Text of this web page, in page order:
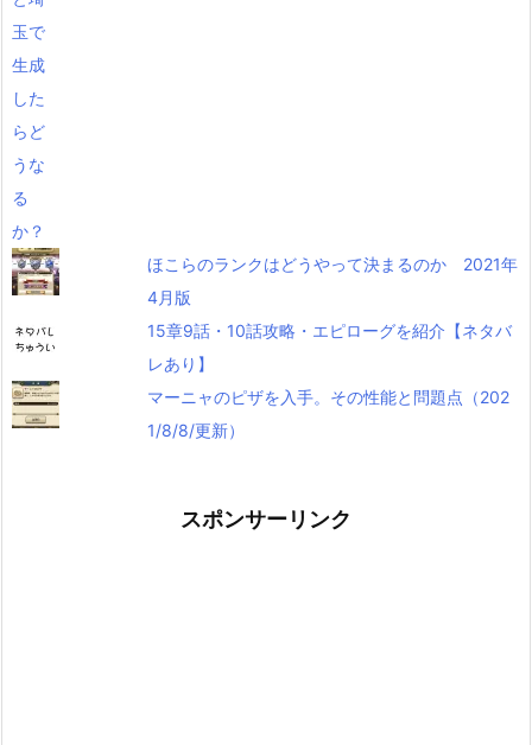
ほこらのランクはどうやって決まるのか 2021年
4月版
15章9話・10話攻略・エピローグを紹介【ネタバ
レあり】
マーニャのピザを入手。その性能と問題点（202
1/8/8/更新）
スポンサーリンク